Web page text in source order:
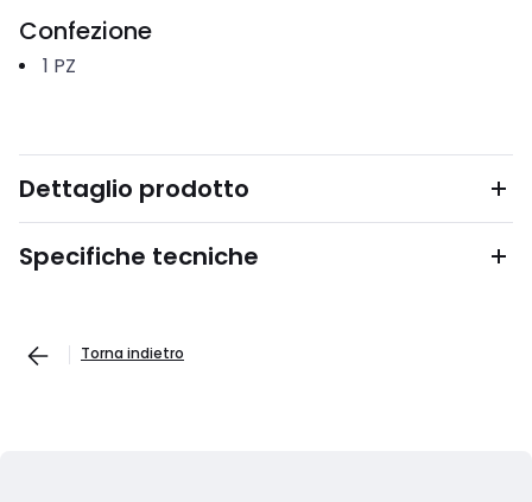
Confezione
1 PZ
Dettaglio prodotto
Specifiche tecniche
Torna indietro